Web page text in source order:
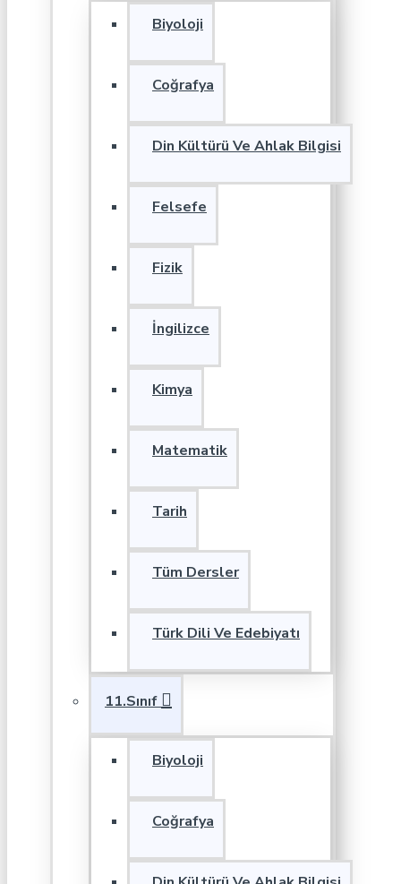
Biyoloji
Coğrafya
Din Kültürü Ve Ahlak Bilgisi
Felsefe
Fizik
İngilizce
Kimya
Matematik
Tarih
Tüm Dersler
Türk Dili Ve Edebiyatı
11.Sınıf
Biyoloji
Coğrafya